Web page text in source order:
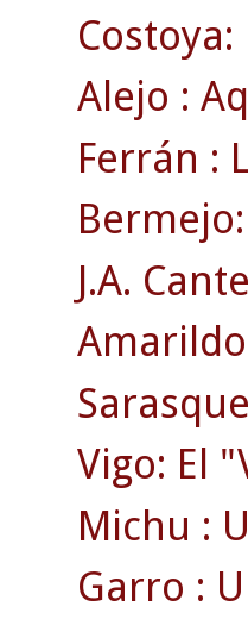
Alejo :
Ferrán :
J.A.
Vigo: El
Michu :
Garro :